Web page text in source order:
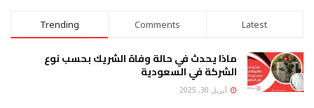
Trending Comments Latest
ماذا يحدث في حالة وفاة الشريك بحسب نوع
الشركة في السعودية
أبريل 30, 2025